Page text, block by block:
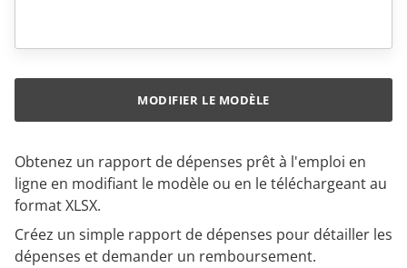
Obtenez un rapport de dépenses prêt à l'emploi en
ligne en modifiant le modèle ou en le téléchargeant au
format XLSX.
Créez un simple rapport de dépenses pour détailler les
dépenses et demander un remboursement.
MODIFIER LE MODÈLE